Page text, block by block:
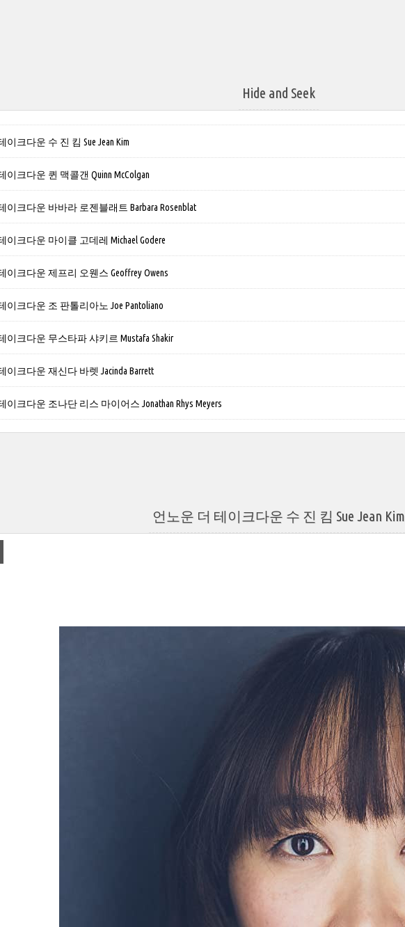
Hide and Seek
이크다운 수 진 킴 Sue Jean Kim
이크다운 퀸 맥콜갠 Quinn McColgan
이크다운 바바라 로젠블래트 Barbara Rosenblat
이크다운 마이클 고데레 Michael Godere
이크다운 제프리 오웬스 Geoffrey Owens
이크다운 조 판톨리아노 Joe Pantoliano
이크다운 무스타파 샤키르 Mustafa Shakir
이크다운 재신다 바렛 Jacinda Barrett
이크다운 조나단 리스 마이어스 Jonathan Rhys Meyers
언노운 더 테이크다운 수 진 킴 Sue Jean Kim